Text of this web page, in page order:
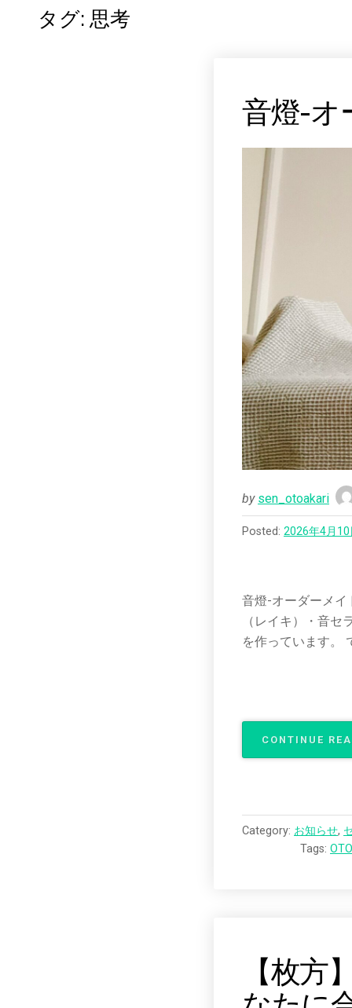
タグ: 思考
音燈-オ
by sen_otoakari
Posted: 2026年4月10
音燈-オーダーメイ
（レイキ）・音
を作っています。
CONTINUE
Category: お知らせ,
Tags:
【枚